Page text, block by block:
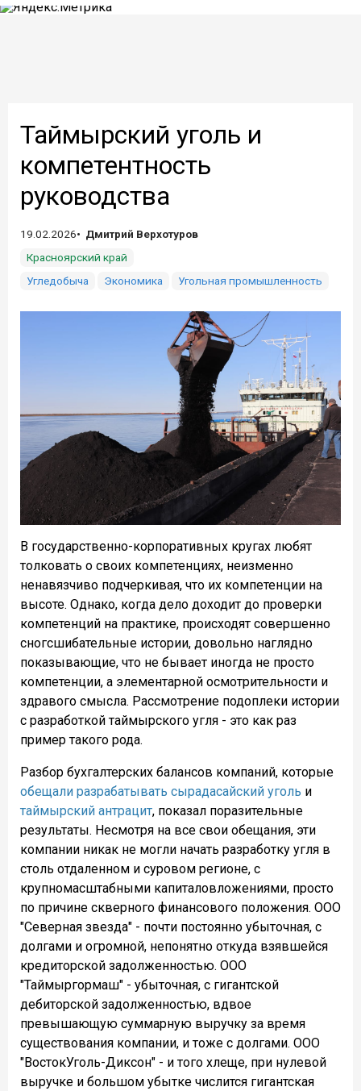
Таймырский уголь и
компетентность
руководства
19.02.2026
Дмитрий Верхотуров
Красноярский край
Угледобыча
Экономика Угольная промышленность
В государственно-корпоративных кругах любят
толковать о своих компетенциях, неизменно
ненавязчиво подчеркивая, что их компетенции на
высоте. Однако, когда дело доходит до проверки
компетенций на практике, происходят совершенно
сногсшибательные истории, довольно наглядно
показывающие, что не бывает иногда не просто
компетенции, а элементарной осмотрительности и
здравого смысла. Рассмотрение подоплеки истории
с разработкой таймырского угля - это как раз
пример такого рода.
Разбор бухгалтерских балансов компаний, которые
обещали разрабатывать сырадасайский уголь и
таймырский антрацит, показал поразительные
результаты. Несмотря на все свои обещания, эти
компании никак не могли начать разработку угля в
столь отдаленном и суровом регионе, с
крупномасштабными капиталовложениями, просто
по причине скверного финансового положения. ООО
"Северная звезда" - почти постоянно убыточная, с
долгами и огромной, непонятно откуда взявшейся
кредиторской задолженностью. ООО
"Таймыргормаш" - убыточная, с гигантской
дебиторской задолженностью, вдвое
превышающую суммарную выручку за время
существования компании, и тоже с долгами. ООО
"ВостокУголь-Диксон" - и того хлеще, при нулевой
выручке и большом убытке числится гигантская